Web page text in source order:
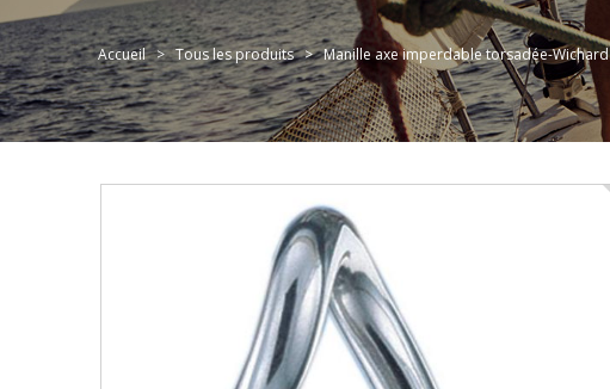
Accueil Tous les produits Manille axe imperdable torsadée-Wichard